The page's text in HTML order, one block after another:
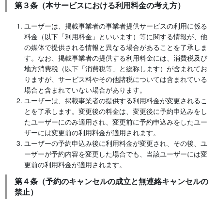
第３条（本サービスにおける利用料金の考え方）
ユーザーは、掲載事業者の事業者提供サービスの利用に係る
料金（以下「利用料金」といいます）等に関する情報が、他
の媒体で提供される情報と異なる場合があることを了承しま
す。なお、掲載事業者の提供する利用料金には、消費税及び
地方消費税（以下「消費税等」と総称します）が含まれてお
りますが、サービス料やその他諸税については含まれている
場合と含まれていない場合があります。
ユーザーは、掲載事業者の提供する利用料金が変更されるこ
とを了承します。変更後の料金は、変更後に予約申込みをし
たユーザーにのみ適用され、変更前に予約申込みをしたユー
ザーには変更前の利用料金が適用されます。
ユーザーの予約申込み後に利用料金が変更され、その後、ユ
ーザーが予約内容を変更した場合でも、当該ユーザーには変
更前の利用料金が適用されます。
第４条（予約のキャンセルの成立と無連絡キャンセルの
禁止）